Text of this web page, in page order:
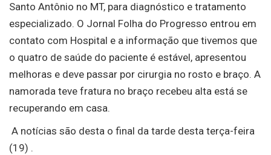
Santo Antônio no MT, para diagnóstico e tratamento
especializado. O Jornal Folha do Progresso entrou em
contato com Hospital e a informação que tivemos que
o quatro de saúde do paciente é estável, apresentou
melhoras e deve passar por cirurgia no rosto e braço. A
namorada teve fratura no braço recebeu alta está se
recuperando em casa.
A notícias são desta o final da tarde desta terça-feira
(19) .